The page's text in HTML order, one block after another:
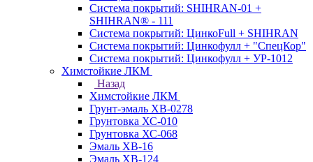
Система покрытий: SHIHRAN-01 +
SHIHRAN® - 111
Система покрытий: ЦинкоFull + SHIHRAN
Система покрытий: Цинкофулл + "СпецКор"
Система покрытий: Цинкофулл + УР-1012
Химстойкие ЛКМ
Назад
Химстойкие ЛКМ
Грунт-эмаль ХВ-0278
Грунтовка ХС-010
Грунтовка ХС-068
Эмаль ХВ-16
Эмаль ХВ-124